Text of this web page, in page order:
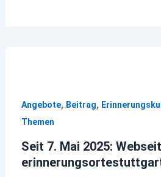
Angebote, Beitrag,
Themen
Seit 7. Mai 2025: